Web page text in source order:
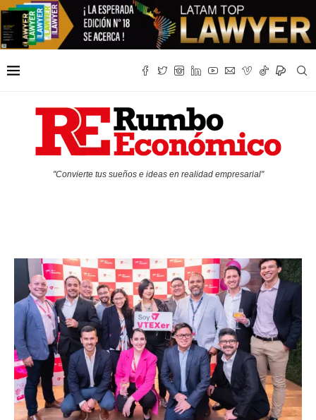
"Convierte tus sueños e ideas en realidad empresarial"